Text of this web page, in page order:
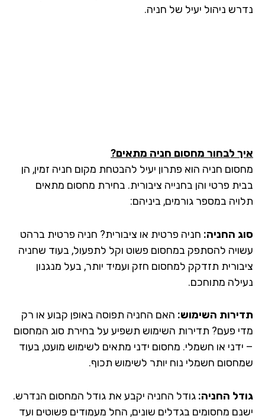
ניהול יעיל של חניה.
לבחור מחסום חניה מתאים?
חניה הוא פתרון יעיל להבטחת מקום חניה זמין, הן
פרטי והן בחנייה ציבורית. בחירת מחסום מתאים
במספר גורמים, ביניהם:
החניה:חניה פרטית או ציבורית? חניה פרטית ברהט
להסתפק במחסום פשוט וקל לתפעול, בעוד שחניה
תזדקק למחסום חזק ועמיד יותר, בעל מנגנון
מתוחכם.
השימוש:האם החניה תפוסה באופן קבוע או רק
פעם? תדירות השימוש תשפיע על בחירת סוג המחסום
או חשמלי. מחסום ידני מתאים לשימוש מועט, בעוד
חשמלי נוח יותר לשימוש תכוף.
החניה:גודל החניה יקבע את גודל המחסום הנדרש.
מחסומים בגדלים שונים, החל מעמודים פשוטים ועד